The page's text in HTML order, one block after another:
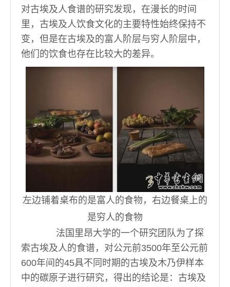
对古埃及人食谱的研究发现，在漫长的时间
里，古埃及人饮食文化的主要特性始终保持不
变，但是在古埃及的富人阶层与穷人阶层中，
他们的饮食也存在比较大的差异。
左边铺着桌布的是富人的食物，右边餐桌上的
是穷人的食物
法国里昂大学的一个研究团队为了探
索古埃及人的食谱，对公元前3500年至公元前
600年间的45具不同时期的古埃及木乃伊样本
中的碳原子进行研究，得出的结论是：古埃及